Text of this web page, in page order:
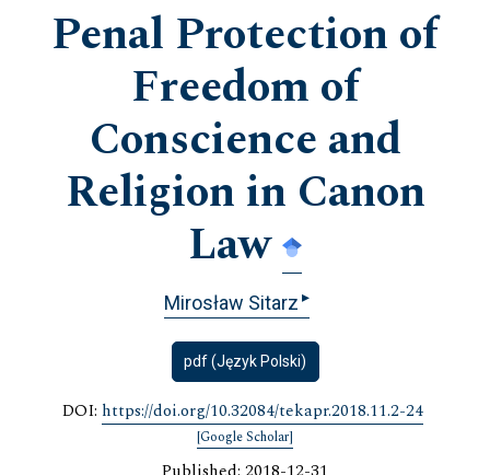
Penal Protection of
Freedom of
Conscience and
Religion in Canon
Law
Mirosław Sitarz ▸
pdf (Język Polski)
DOI: https://doi.org/10.32084/tekapr.2018.11.2-24
[Google Scholar]